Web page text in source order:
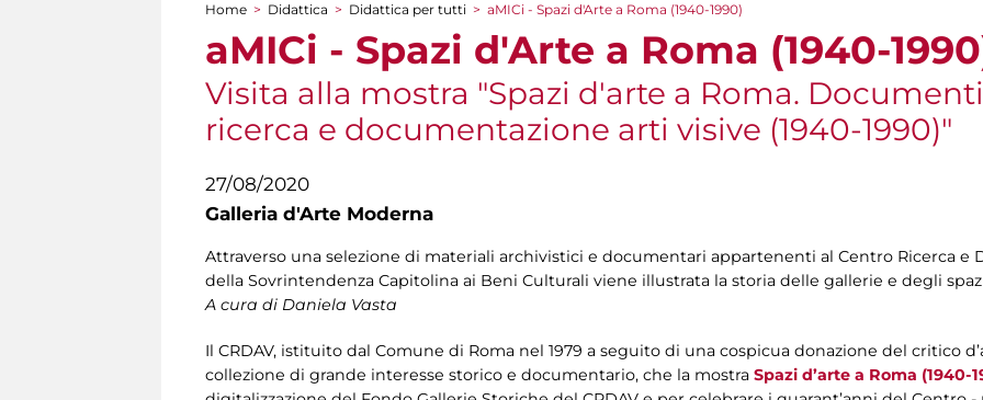
Tu sei qui
Home > Didattica > Didattica per tutti > aMICi - Spazi d'Arte a Roma (1940-1990)
aMICi - Spazi d'Arte a Roma (1940-
Visita alla mostra "Spazi d'arte a Roma.
ricerca e documentazione arti visive (1940-1990)"
27/08/2020
Galleria d'Arte Moderna
Attraverso una selezione di materiali archivistici e documentari appartenenti al Centro Ricerca e
della Sovrintendenza Capitolina ai Beni Culturali viene illustrata la storia delle gallerie e degli spazi
A cura di Daniela Vasta
Il CRDAV, istituito dal Comune di Roma nel 1979 a seguito di una cospicua donazione del critico
collezione di grande interesse storico e documentario, che la mostra Spazi d’arte a Roma (1940-